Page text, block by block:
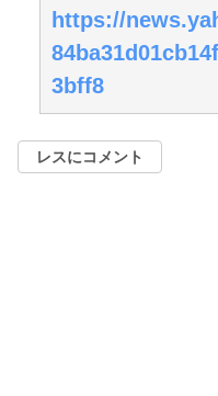
https://
3bff8
レスにコメント